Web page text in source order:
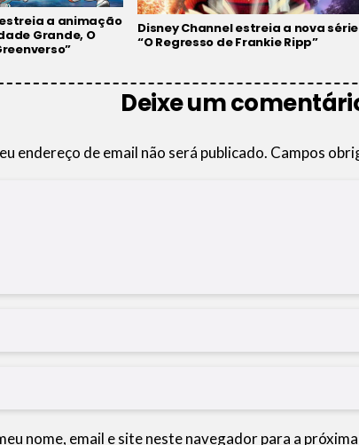
a animação
Grande, O
Disney Channel estreia a nova série
“O Regresso de Frankie Ripp”
Deixe um
endereço de email não será publicado. Campos
nome, email e site neste navegador para a